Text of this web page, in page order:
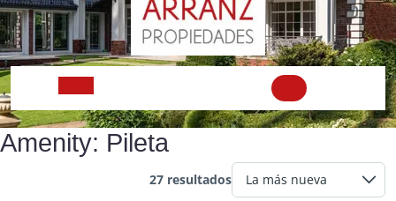
Open
Button
Amenity: Pileta
27 resultados